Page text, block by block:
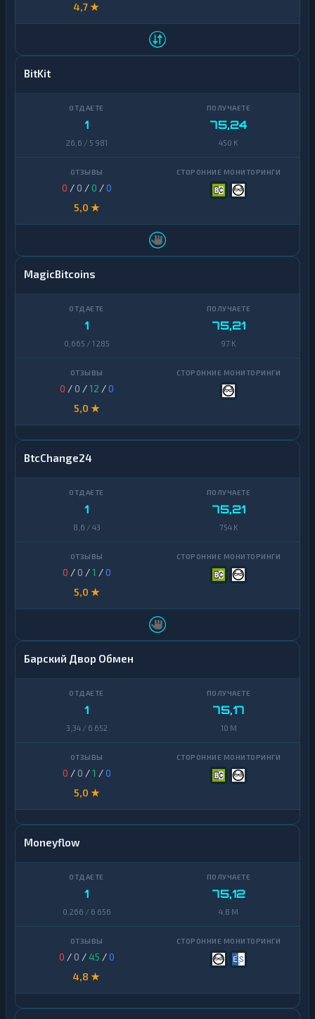
4,7 ★
BitKit
1
26,6 / 5 981
75,24
450 K
0 / 0 /0 /0
5,0 ★
MagicBitcoins
1
0,665 / 1 285
75,21
97 K
0 / 0 /12 /0
5,0 ★
BtcChange24
1
8,6 / 43
75,21
754 K
0 / 0 /1 /0
5,0 ★
Барский Двор Обмен
1
3,34 / 6 652
75,17
10 M
0 / 0 /1 /0
5,0 ★
Moneyflow
1
0,266 / 6 656
75,12
4,8 M
0 / 0 / 45 /0
4,8 ★